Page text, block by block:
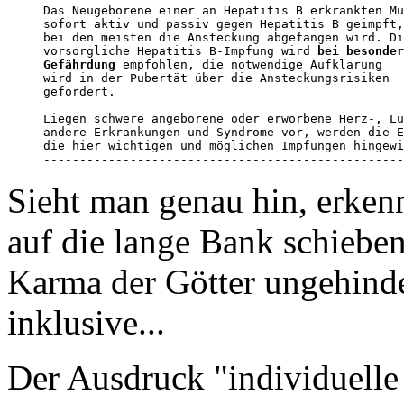
Das Neugeborene einer an Hepatitis B erkrankten
sofort aktiv und passiv gegen Hepatitis B
bei den meisten die Ansteckung abgefangen wird.
vorsorgliche Hepatitis B-Impfung wird
bei
Gefährdung empfohlen, die notwendige Aufklärung
wird in der Pubertät über die Ansteckungsrisiken
gefördert.
Liegen schwere angeborene oder erworbene Herz-,
andere Erkrankungen und Syndrome vor, werden
die hier wichtigen und möglichen Impfungen
Sieht man genau hin,
auf die lange Bank
Karma der Götter
inklusive...
Der Ausdruck